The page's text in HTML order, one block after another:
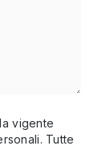
vigente
Tutte